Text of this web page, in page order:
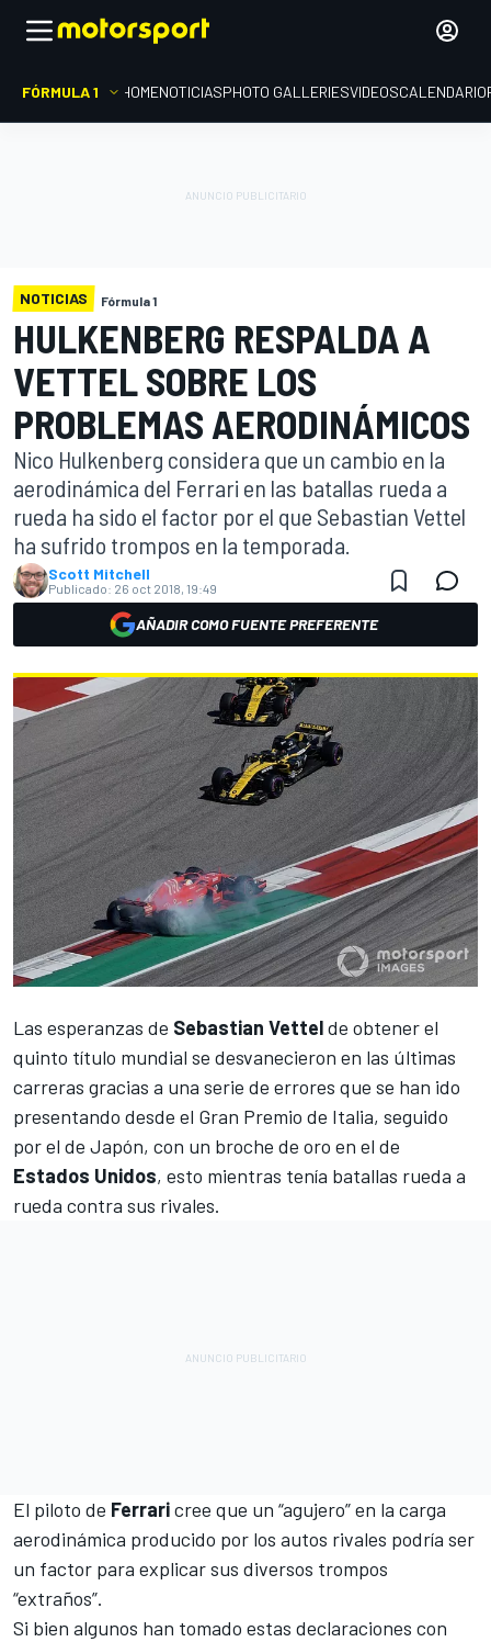
FÓRMULA 1 HOMENOTICIASPHOTO GALLERIESVIDEOSCALENDARIO
NOTICIAS Fórmula 1
HULKENBERG RESPALDA A
VETTEL SOBRE LOS
PROBLEMAS AERODINÁMICOS
Nico Hulkenberg considera que un cambio en la
aerodinámica del Ferrari en las batallas rueda a
rueda ha sido el factor por el que Sebastian Vettel
ha sufrido trompos en la temporada.
Scott Mitchell
Publicado: 26 oct 2018, 19:49
AÑADIR COMO FUENTE PREFERENTE
Las esperanzas de Sebastian Vettelde obtener el
quinto título mundial se desvanecieron en las últimas
carreras gracias a una serie de errores que se han ido
presentando desde el Gran Premio de Italia, seguido
por el de Japón, con un broche de oro en el de
Estados Unidos, esto mientras tenía batallas rueda a
rueda contra sus rivales.
El piloto de Ferraricree que un “agujero” en la carga
aerodinámica producido por los autos rivales podría ser
un factor para explicar sus diversos trompos
“extraños”.
Si bien algunos han tomado estas declaraciones con